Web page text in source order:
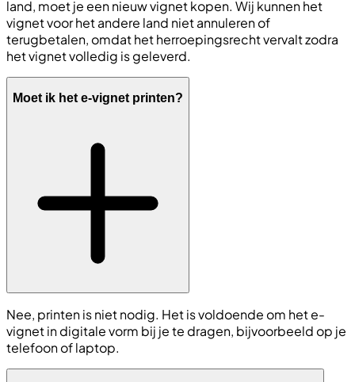
land, moet je een nieuw vignet kopen. Wij kunnen het
vignet voor het andere land niet annuleren of
terugbetalen, omdat het herroepingsrecht vervalt zodra
het vignet volledig is geleverd.
Moet ik het e-vignet printen?
Nee, printen is niet nodig. Het is voldoende om het e-
vignet in digitale vorm bij je te dragen, bijvoorbeeld op je
telefoon of laptop.